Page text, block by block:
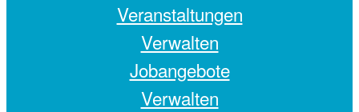
Veranstaltungen
Verwalten
Jobangebote
Verwalten